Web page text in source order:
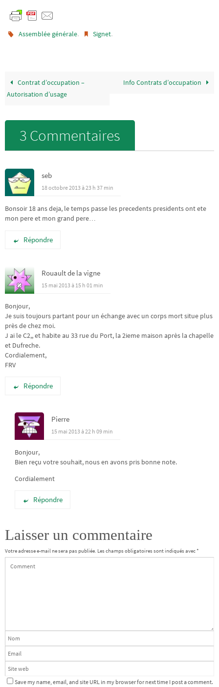
Assemblée générale. Signet.
Contrat d’occupation –
Autorisation d’usage
Info Contrats d’occupation
3 Commentaires
seb
18 octobre 2013 à 23 h 37 min
Bonsoir 18 ans deja, le temps passe les precedents presidents ont ete
mon pere et mon grand pere…
Répondre
Rouault de la vigne
15 mai 2013 à 15 h 01 min
Bonjour,
Je suis toujours partant pour un échange avec un corps mort situe plus
près de chez moi.
J ai le C2,, et habite au 33 rue du Port, la 2ieme maison après la chapelle
et Dufreche.
Cordialement,
FRV
Répondre
Pierre
15 mai 2013 à 22 h 09 min
Bonjour,
Bien reçu votre souhait, nous en avons pris bonne note.
Cordialement
Répondre
Laisser un commentaire
Votre adresse e-mail ne sera pas publiée. Les champs obligatoires sont indiqués avec*
Save my name, email, and site URL in my browser for next time I post a comment.